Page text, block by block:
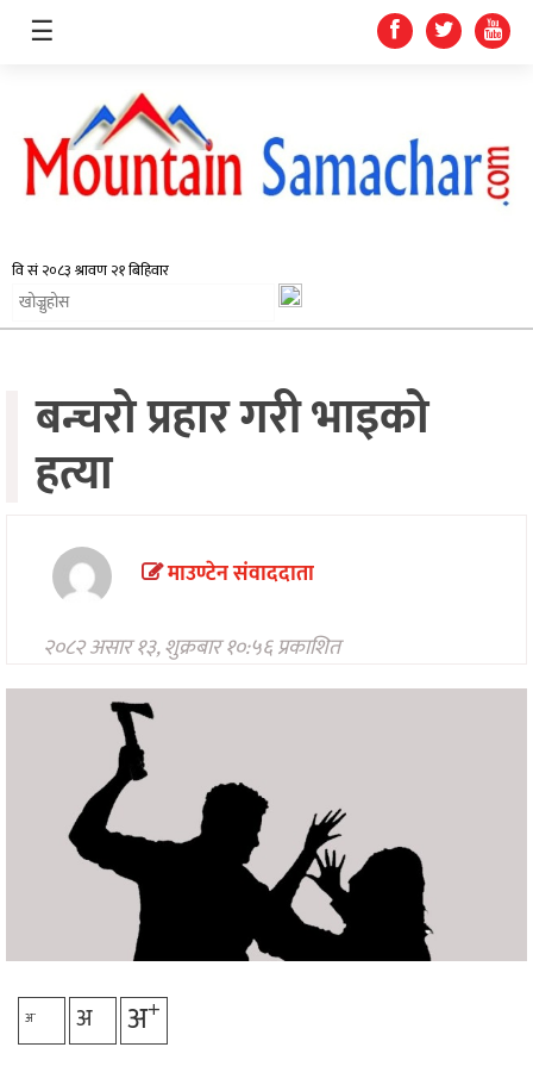
समाचार
प्रदेश
अर्थतन्त्र
स्वास्थ्य
अन्तर्राष्ट्रिय
मनोरन्जन
अन्तरवार्ता/
विचार
खेलकुद
☰
बन्चरो प्रहार गरी भाइको
हत्या
माउण्टेन संवाददाता
२०८२ असार १३, शुक्रबार १०:५६ प्रकाशित
अ- अ अ+